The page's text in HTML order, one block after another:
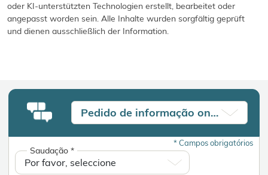
oder KI-unterstützten Technologien erstellt, bearbeitet oder
angepasst worden sein. Alle Inhalte wurden sorgfältig geprüft
und dienen ausschließlich der Information.
Pedido de informação online
*Campos obrigatórios
Saudação*